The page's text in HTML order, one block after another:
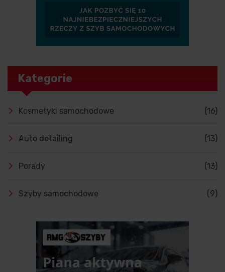
Kategorie
Kosmetyki samochodowe (16)
Auto detailing (13)
Porady (13)
Szyby samochodowe (9)